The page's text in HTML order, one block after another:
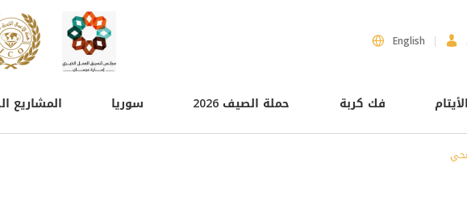
English
فك كربة حملة الصيف 2026 سوريا المشاريع